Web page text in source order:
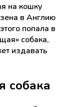
на кошку
в Англию
попала в
собака,
издавать
собака